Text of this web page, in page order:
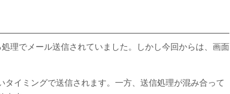
理でメール送信されていました。しかし今回からは、画面
イミングで送信されます。一方、送信処理が混み合って